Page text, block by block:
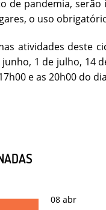
de pandemia,
o uso
atividades deste
1 de julho, 14
e as 20h00 do
08 abr